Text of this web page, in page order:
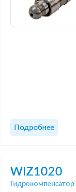
Подробнее
WIZ1020
Гидрокомпенсатор